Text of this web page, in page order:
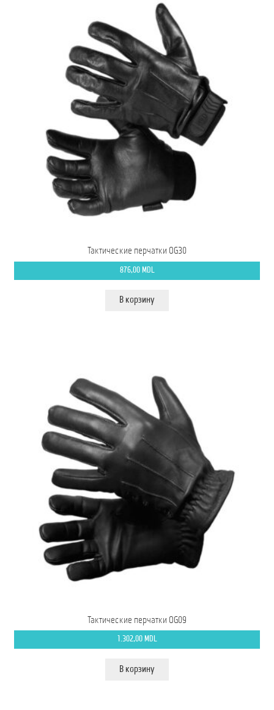
Тактические перчатки OG30
876,00 MDL
В корзину
Тактические перчатки OG09
1.302,00 MDL
В корзину